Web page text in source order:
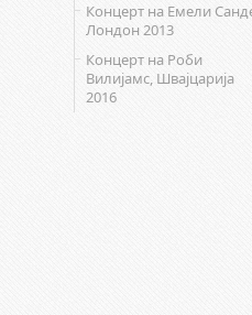
Концерт на Емели
Лондон 2013
Концерт на Роби
Вилијамс, Швајцарија
2016